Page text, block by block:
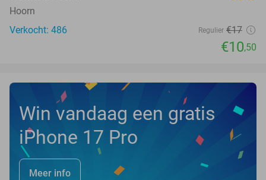
Hoorn
Verkocht: 486
Regulier €17
€10,50
Win vandaag een gratis
iPhone 17 Pro
Meer info